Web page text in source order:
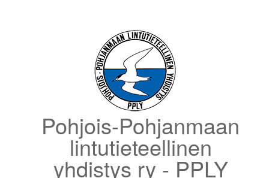
Pohjois-Pohjanmaan
lintutieteellinen
yhdistys ry - PPLY